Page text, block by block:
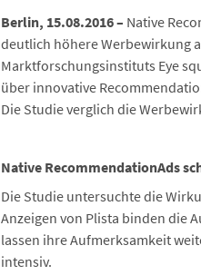
Berlin, 15.08.2016 – Native
deutlich höhere Werbewirkung
Marktforschungsinstituts Eye
über innovative
Die Studie verglich die
Native RecommendationAds
Die Studie untersuchte die
Anzeigen von Plista binden die
lassen ihre Aufmerksamkeit
intensiv.